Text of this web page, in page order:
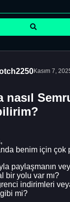
Kasım 7,
nasıl
benim için çok
paylaşmanın
bir yolu var mı?
indirimleri
mi?